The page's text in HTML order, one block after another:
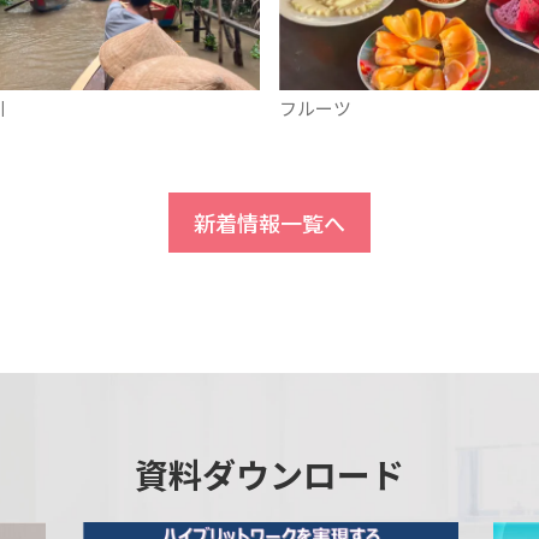
フルーツ
新着情報一覧へ
資料ダウンロード